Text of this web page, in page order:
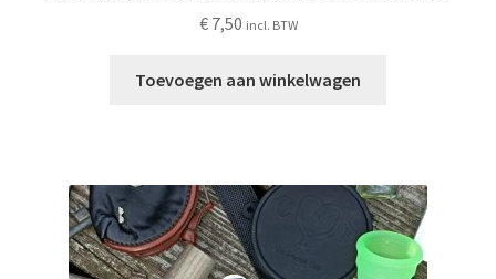
€7,50 incl. BTW
Toevoegen aan winkelwagen